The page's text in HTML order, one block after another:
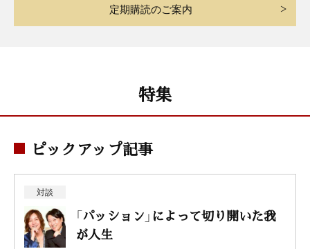
定期購読のご案内
特集
ピックアップ記事
対談
「パッション」によって切り開いた我
が人生